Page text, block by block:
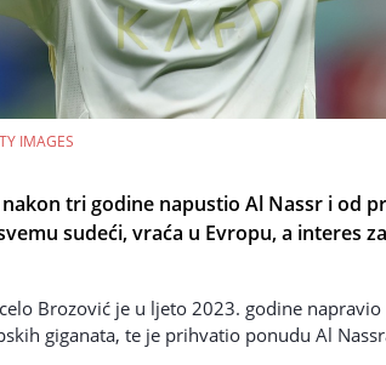
IMAGES
tri godine napustio Al Nassr i od
sudeći, vraća u Evropu, a interes
Brozović je u ljeto 2023. godine
giganata, te je prihvatio ponudu Al